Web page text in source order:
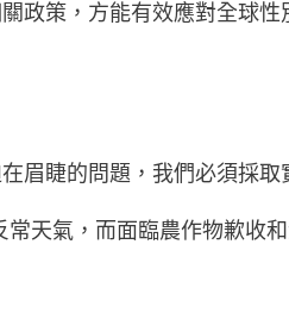
政策，方能有效應對全球
眉睫的問題，我們必須採
天氣，而面臨農作物歉